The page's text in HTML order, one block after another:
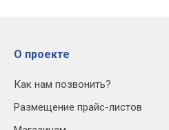
О проекте
Как нам позвонить?
Размещение прайс-листов